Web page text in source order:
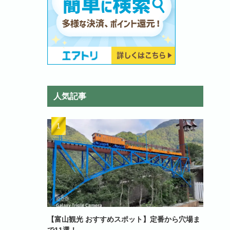
人気記事
【富山観光 おすすめスポット】定番から穴場ま